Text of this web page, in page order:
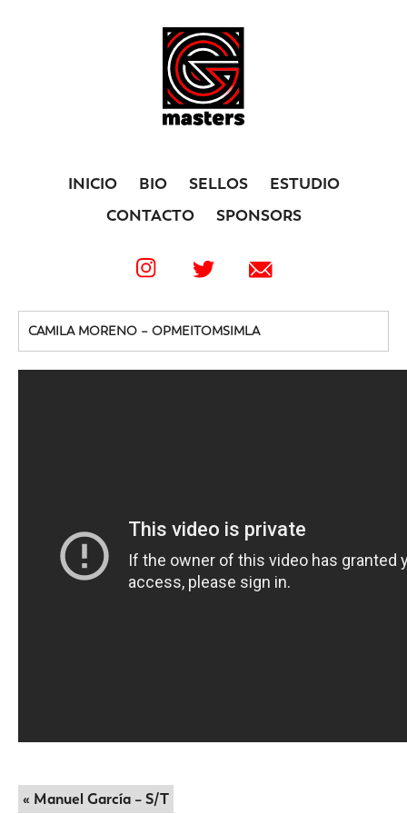
INICIO BIO SELLOS
ESTUDIO
CONTACTO
SPONSORS
CAMILA MORENO – OPMEITOMSIMLA
« Manuel García – S/T